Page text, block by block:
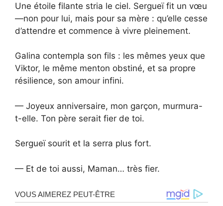
Une étoile filante stria le ciel. Sergueï fit un vœu
—non pour lui, mais pour sa mère : qu’elle cesse
d’attendre et commence à vivre pleinement.
Galina contempla son fils : les mêmes yeux que
Viktor, le même menton obstiné, et sa propre
résilience, son amour infini.
— Joyeux anniversaire, mon garçon, murmura-
t-elle. Ton père serait fier de toi.
Sergueï sourit et la serra plus fort.
— Et de toi aussi, Maman… très fier.